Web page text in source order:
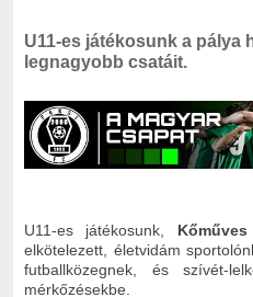
U11-es játékosunk a pálya
legnagyobb csatáit.
U11-es játékosunk,
elkötelezett, életvidám
futballközegnek, és szívét-
mérkőzésekbe.